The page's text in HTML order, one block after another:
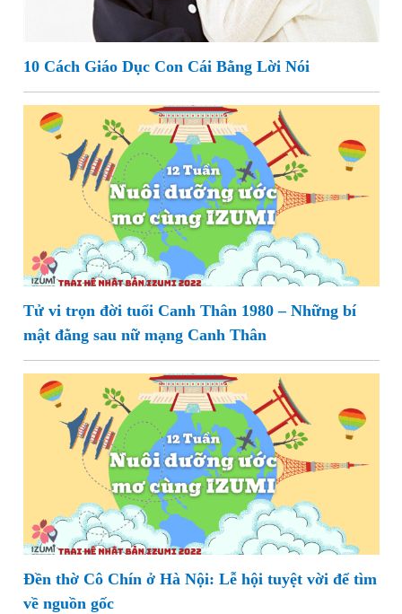
10 Cách Giáo Dục Con Cái Bằng Lời Nói
Tử vi trọn đời tuổi Canh Thân 1980 – Những bí
mật đằng sau nữ mạng Canh Thân
Đền thờ Cô Chín ở Hà Nội: Lễ hội tuyệt vời để tìm
về nguồn gốc